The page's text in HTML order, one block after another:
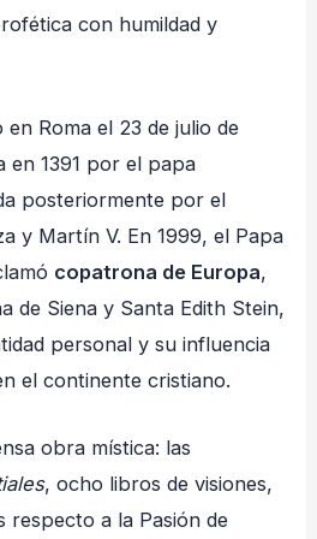
con humildad y
Roma el 23 de julio de
en 1391 por el papa
posteriormente por el
y Martín V. En 1999, el Papa
copatrona de Europa,
de Siena y Santa Edith Stein,
personal y su influencia
el continente cristiano.
obra mística: las
, ocho libros de visiones,
respecto a la Pasión de